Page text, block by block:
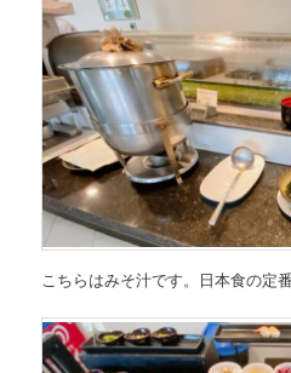
こちらはみそ汁です。日本食の定